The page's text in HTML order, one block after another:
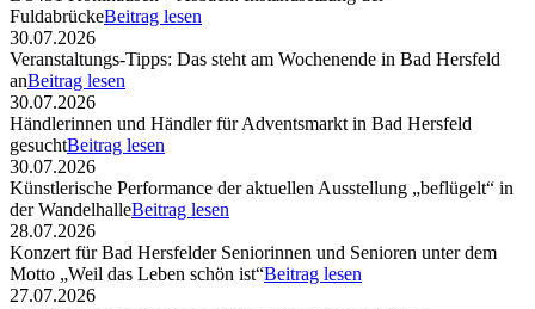
FuldabrückeBeitrag lesen
30.07.2026
Veranstaltungs-Tipps: Das steht am Wochenende in Bad Hersfeld
anBeitrag lesen
30.07.2026
Händlerinnen und Händler für Adventsmarkt in Bad Hersfeld
gesuchtBeitrag lesen
30.07.2026
Künstlerische Performance der aktuellen Ausstellung „beflügelt“ in
der WandelhalleBeitrag lesen
28.07.2026
Konzert für Bad Hersfelder Seniorinnen und Senioren unter dem
Motto „Weil das Leben schön ist“Beitrag lesen
27.07.2026